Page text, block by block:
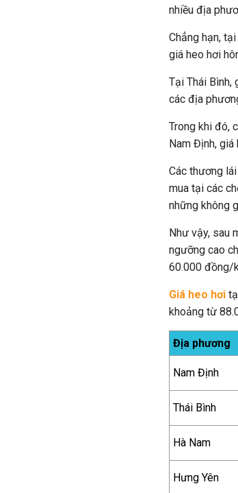
nhiều địa
Chẳng hạn,
giá heo hơi
Tại Thái Bình,
các địa
Trong khi đó,
Nam Định,
Các thương
mua tại các
những không
Như vậy, sau
ngưỡng cao
60.000 đồng/
Giá heo hơi
khoảng từ
Địa phương
Nam Định
Thái Bình
Hà Nam
Hưng Yên